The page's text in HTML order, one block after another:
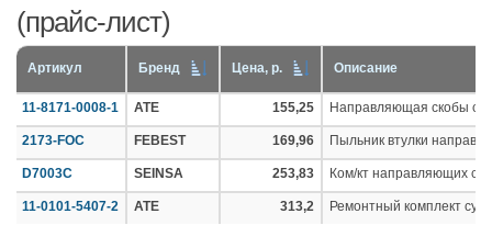
(прайс-лист)
Артикул Бренд Цена, р. Описание
11-8171-0008-1 ATE 155,25 Направляющая скобы
2173-FOC FEBEST 169,96 Пыльник втулки
D7003C SEINSA 253,83 Ком/кт направляющих
11-0101-5407-2 ATE 313,2 Ремонтный комплект